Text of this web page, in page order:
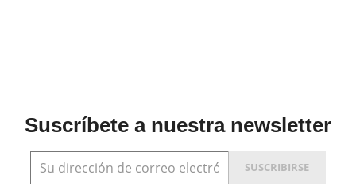
Suscríbete a nuestra newsletter